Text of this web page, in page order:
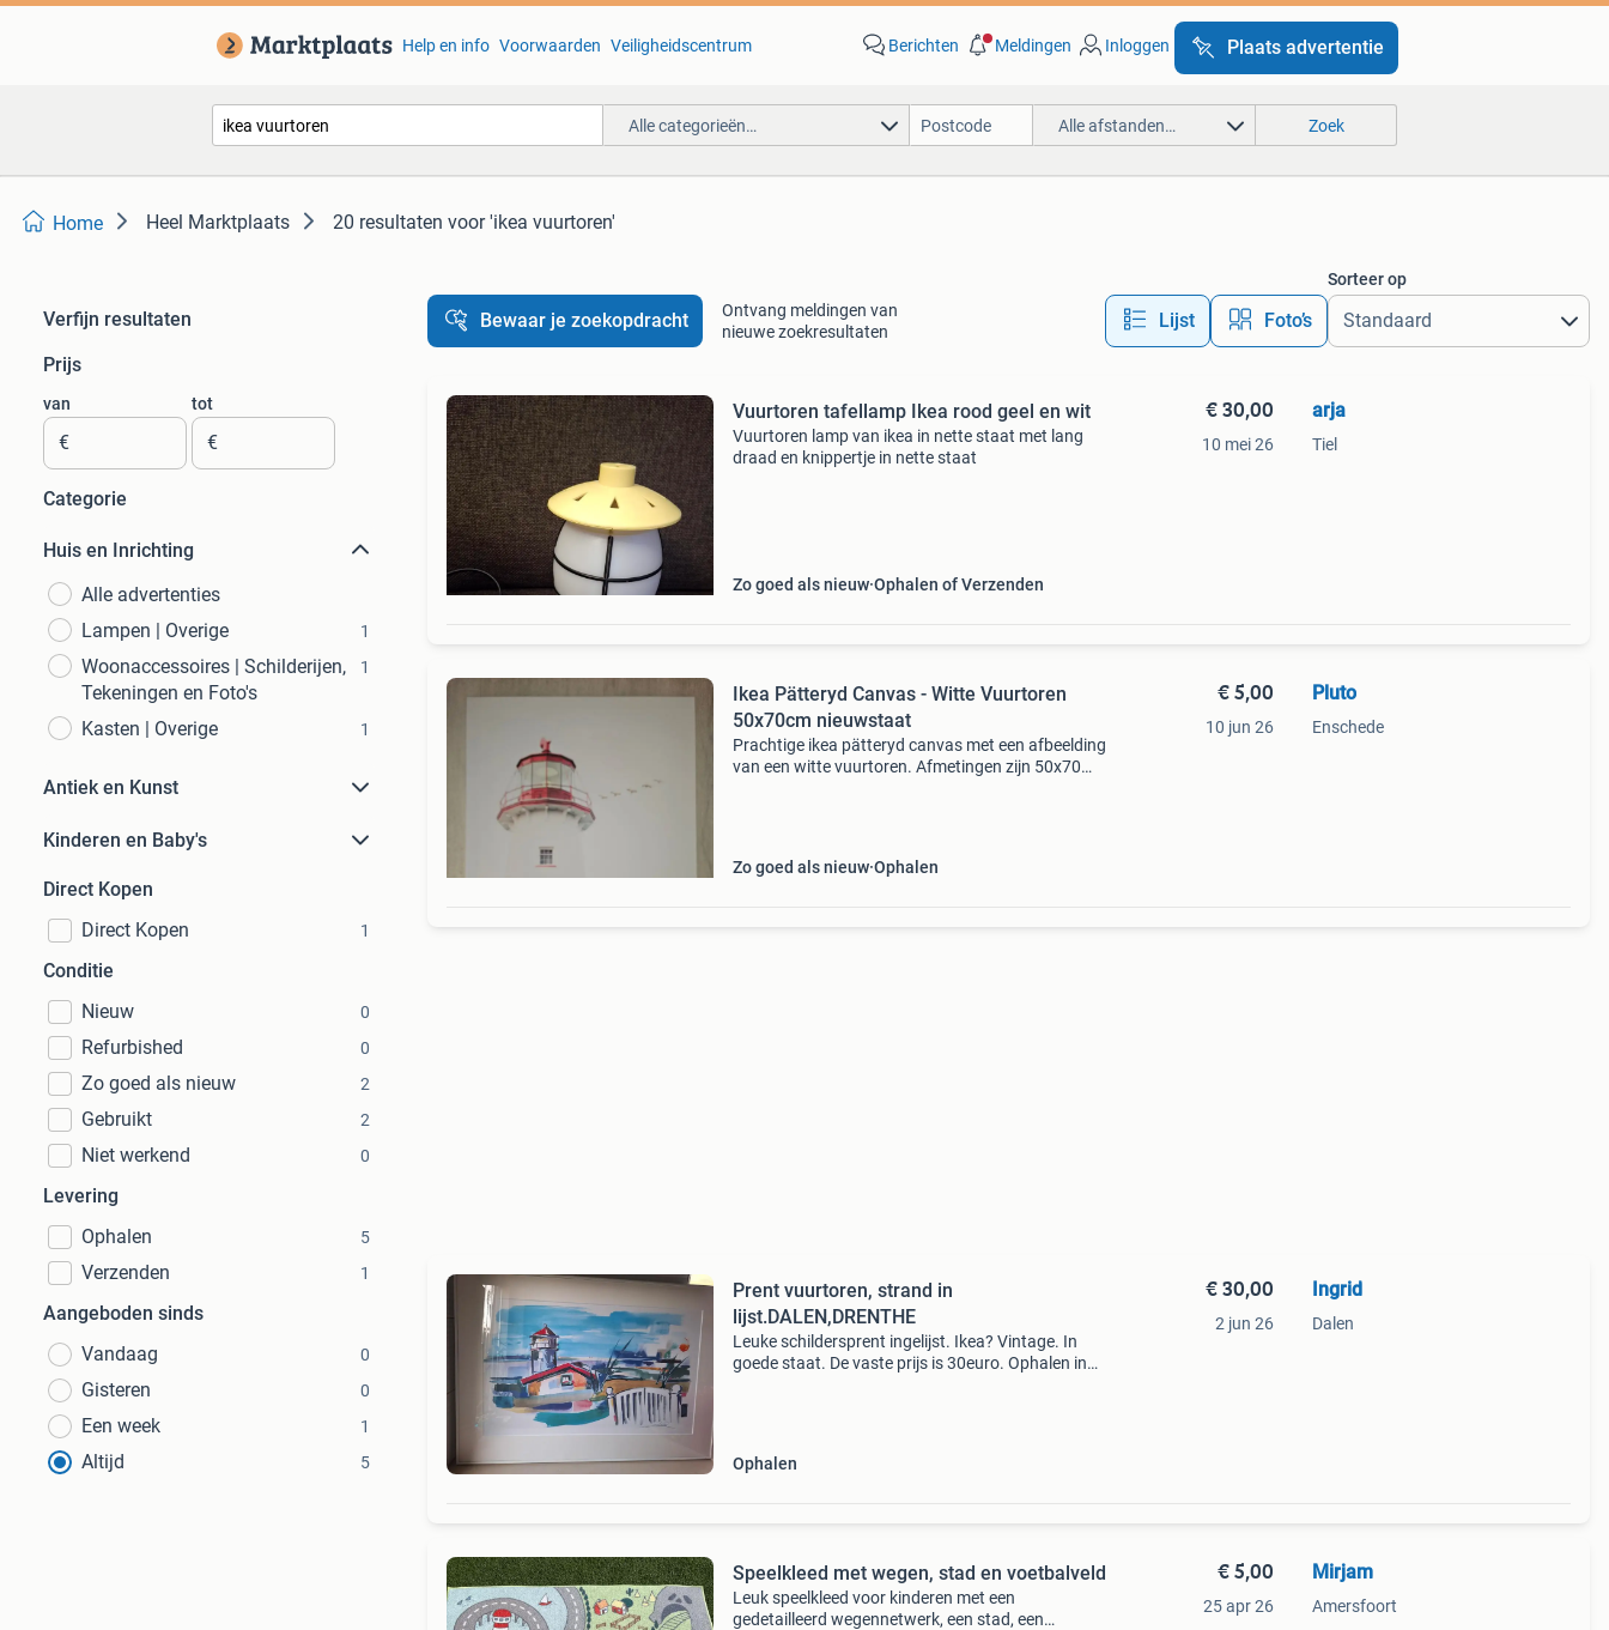
Help en info Voorwaarden Veiligheidscentrum Berichten Meldingen Inloggen Plaats advertentie
Alle categorieën… Alle afstanden… Zoek
Home Heel Marktplaats 20 resultaten voor 'ikea vuurtoren'
Verfijn resultaten
Prijs
van
€
tot
€
Categorie
Huis en Inrichting
Alle advertenties
Lampen | Overige
1
Woonaccessoires | Schilderijen,
Tekeningen en Foto's
1
Kasten | Overige 1
Antiek en Kunst
Kinderen en Baby's
Direct Kopen
Direct Kopen
1
Conditie
Nieuw
0
Refurbished 0
Zo goed als nieuw 2
Gebruikt 2
Niet werkend 0
Levering
Ophalen
5
Verzenden 1
Aangeboden sinds
Vandaag
0
Gisteren 0
Een week 1
Altijd 5
Bewaar je zoekopdracht
Ontvang meldingen van
nieuwe zoekresultaten
Lijst Foto’s
Sorteer op
Vuurtoren tafellamp Ikea rood geel en wit
Vuurtoren lamp van ikea in nette staat met lang
draad en knippertje in nette staat
Zo goed als nieuw Ophalen of Verzenden
€ 30,00
10 mei 26
arja
Tiel
Ikea Pätteryd Canvas - Witte Vuurtoren
50x70cm nieuwstaat
Prachtige ikea pätteryd canvas met een afbeelding
van een witte vuurtoren. Afmetingen zijn 50x70
Zo goed als nieuw Ophalen
€ 5,00
10 jun 26
Pluto
Enschede
Prent vuurtoren, strand in
lijst.DALEN,DRENTHE
Leuke schildersprent ingelijst. Ikea? Vintage. In
goede staat. De vaste prijs is 30euro. Ophalen in
Ophalen
€ 30,00
2 jun 26
Ingrid
Dalen
Speelkleed met wegen, stad en voetbalveld
Leuk speelkleed voor kinderen met een
gedetailleerd wegennetwerk, een stad, een
€ 5,00
25 apr 26
Mirjam
Amersfoort